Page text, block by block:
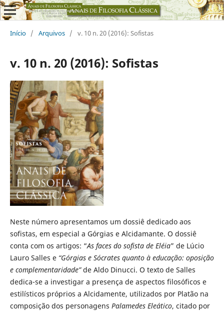
Início / Arquivos / v. 10 n. 20 (2016): Sofistas
v. 10 n. 20 (2016): Sofistas
Neste número apresentamos um dossiê dedicado aos
sofistas, em especial a Górgias e Alcidamante. O dossiê
conta com os artigos: “As faces do sofista de Eléia” de Lúcio
Lauro Salles e “Górgias e Sócrates quanto à educação: oposição
e complementaridade”de Aldo Dinucci. O texto de Salles
dedica-se a investigar a presença de aspectos filosóficos e
estilísticos próprios a Alcidamente, utilizados por Platão na
composição dos personagens Palamedes Eleático, citado por